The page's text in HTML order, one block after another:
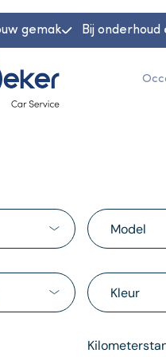
gemak Bij
Model
Kleur